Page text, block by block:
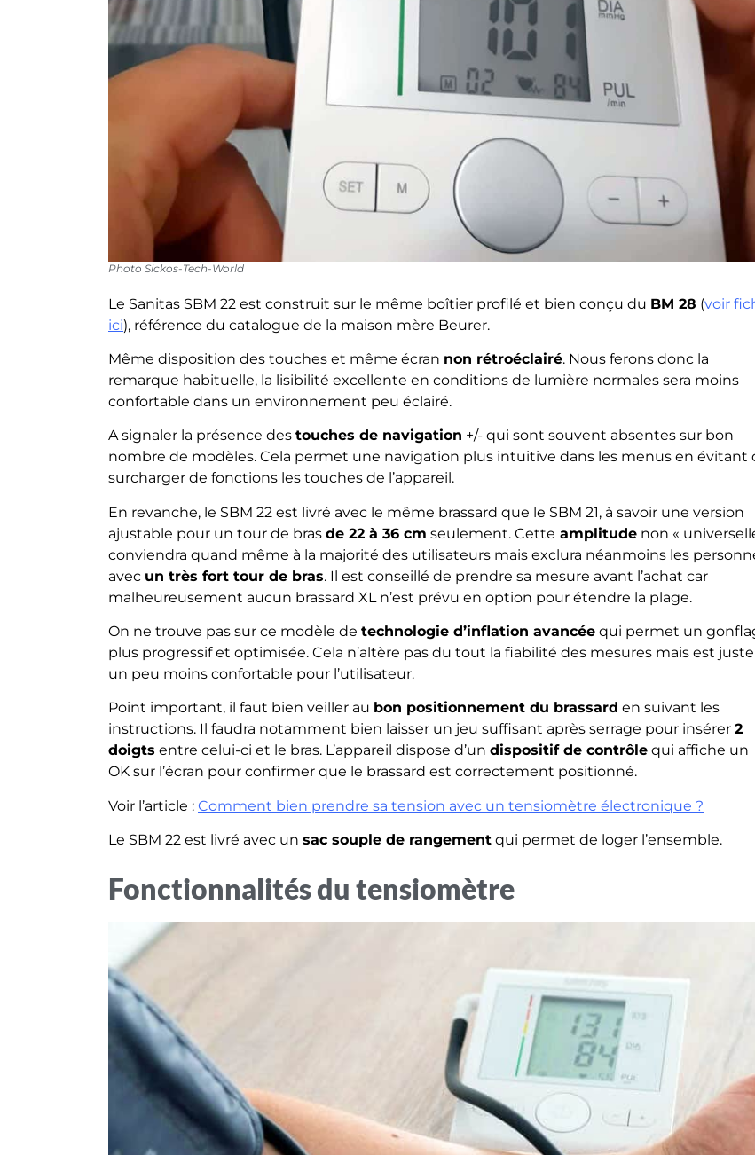
Photo Sickos-Tech-World
Le Sanitas SBM 22 est construit sur le même boîtier profilé et bien conçu du BM 28 (voir
ici), référence du catalogue de la maison mère Beurer.
Même disposition des touches et même écran non rétroéclairé. Nous ferons donc la
remarque habituelle, la lisibilité excellente en conditions de lumière normales sera moins
confortable dans un environnement peu éclairé.
A signaler la présence des touches de navigation +/- qui sont souvent absentes sur bon
nombre de modèles. Cela permet une navigation plus intuitive dans les menus en évitant
surcharger de fonctions les touches de l’appareil.
En revanche, le SBM 22 est livré avec le même brassard que le SBM 21, à savoir une version
ajustable pour un tour de bras de 22 à 36 cm seulement. Cette amplitude non «
conviendra quand même à la majorité des utilisateurs mais exclura néanmoins les
avec un très fort tour de bras. Il est conseillé de prendre sa mesure avant l’achat car
malheureusement aucun brassard XL n’est prévu en option pour étendre la plage.
On ne trouve pas sur ce modèle de technologie d’inflation avancée qui permet un
plus progressif et optimisée. Cela n’altère pas du tout la fiabilité des mesures mais est juste
un peu moins confortable pour l’utilisateur.
Point important, il faut bien veiller au bon positionnement du brassard en suivant les
instructions. Il faudra notamment bien laisser un jeu suffisant après serrage pour insérer 2
doigts entre celui-ci et le bras. L’appareil dispose d’un dispositif de contrôle qui affiche un
OK sur l’écran pour confirmer que le brassard est correctement positionné.
Voir l’article : Comment bien prendre sa tension avec un tensiomètre électronique ?
Le SBM 22 est livré avec un sac souple de rangement qui permet de loger l’ensemble.
Fonctionnalités du tensiomètre